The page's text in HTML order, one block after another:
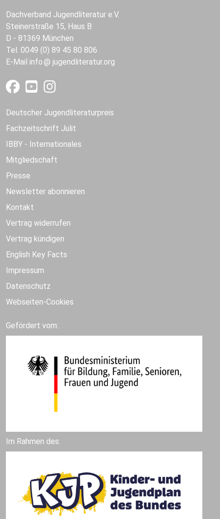
Dachverband Jugendliteratur e.V.
Steinerstraße 15, Haus B
D - 81369 München
Tel. 0049 (0) 89 45 80 806
E-Mail info jugendliteratur.org
Deutscher Jugendliteraturpreis
Fachzeitschrift Julit
IBBY - Internationales
Mitgliedschaft
Presse
Newsletter abonnieren
Kontakt
Vertrag widerrufen
Vertrag kündigen
English Key Facts
Impressum
Datenschutz
Webseiten-Cookies
Gefördert vom:
Im Rahmen des: